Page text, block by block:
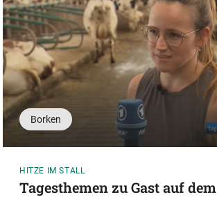
Borken
HITZE IM STALL
Tagesthemen zu Gast auf dem